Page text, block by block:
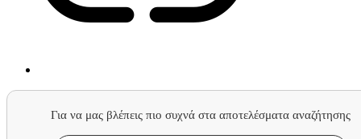
Για να μας βλέπεις πιο συχνά στα αποτελέσματα αναζήτησης